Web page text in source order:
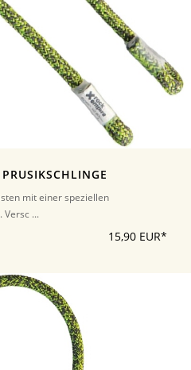
mit einer speziellen
Versc ...
15,90 EUR*